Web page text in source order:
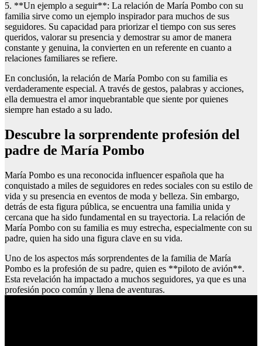
5. **Un ejemplo a seguir**: La relación de María Pombo con su
familia sirve como un ejemplo inspirador para muchos de sus
seguidores. Su capacidad para priorizar el tiempo con sus seres
queridos, valorar su presencia y demostrar su amor de manera
constante y genuina, la convierten en un referente en cuanto a
relaciones familiares se refiere.
En conclusión, la relación de María Pombo con su familia es
verdaderamente especial. A través de gestos, palabras y acciones,
ella demuestra el amor inquebrantable que siente por quienes
siempre han estado a su lado.
Descubre la sorprendente profesión del
padre de María Pombo
María Pombo es una reconocida influencer española que ha
conquistado a miles de seguidores en redes sociales con su estilo de
vida y su presencia en eventos de moda y belleza. Sin embargo,
detrás de esta figura pública, se encuentra una familia unida y
cercana que ha sido fundamental en su trayectoria. La relación de
María Pombo con su familia es muy estrecha, especialmente con su
padre, quien ha sido una figura clave en su vida.
Uno de los aspectos más sorprendentes de la familia de María
Pombo es la profesión de su padre, quien es **piloto de avión**.
Esta revelación ha impactado a muchos seguidores, ya que es una
profesión poco común y llena de aventuras.